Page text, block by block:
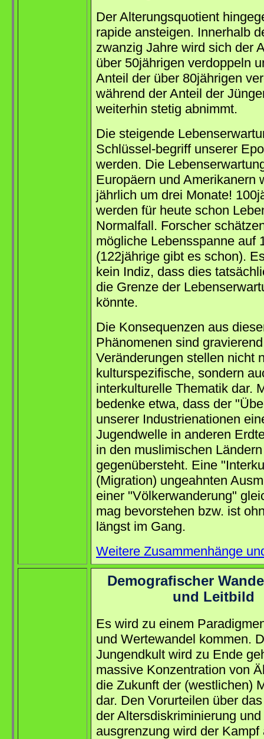
Der Alterungsquotient
rapide ansteigen. Innerhalb
zwanzig Jahre wird sich der
über 50jährigen verdoppeln
Anteil der über 80jährigen
während der Anteil der
weiterhin stetig abnimmt.
Die steigende
Schlüssel-begriff unserer
werden. Die
Europäern und Amerikanern
jährlich um drei Monate!
werden für heute schon
Normalfall. Forscher
mögliche Lebensspanne auf
(122jährige gibt es schon).
kein Indiz, dass dies
die Grenze der
könnte.
Die Konsequenzen aus
Phänomenen sind
Veränderungen stellen nicht
kulturspezifische, sondern
interkulturelle Thematik dar.
bedenke etwa, dass der
unserer Industrienationen
Jugendwelle in anderen
in den muslimischen Ländern
gegenübersteht. Eine
(Migration) ungeahnten
einer "Völkerwanderung"
mag bevorstehen bzw. ist
längst im Gang.
Weitere Zusammenhänge
Demografischer
und Leitbild
Es wird zu einem
und Wertewandel kommen.
Jungendkult wird zu Ende
massive Konzentration von
die Zukunft der (westlichen)
dar. Den Vorurteilen über
der Altersdiskriminierung
ausgrenzung wird der